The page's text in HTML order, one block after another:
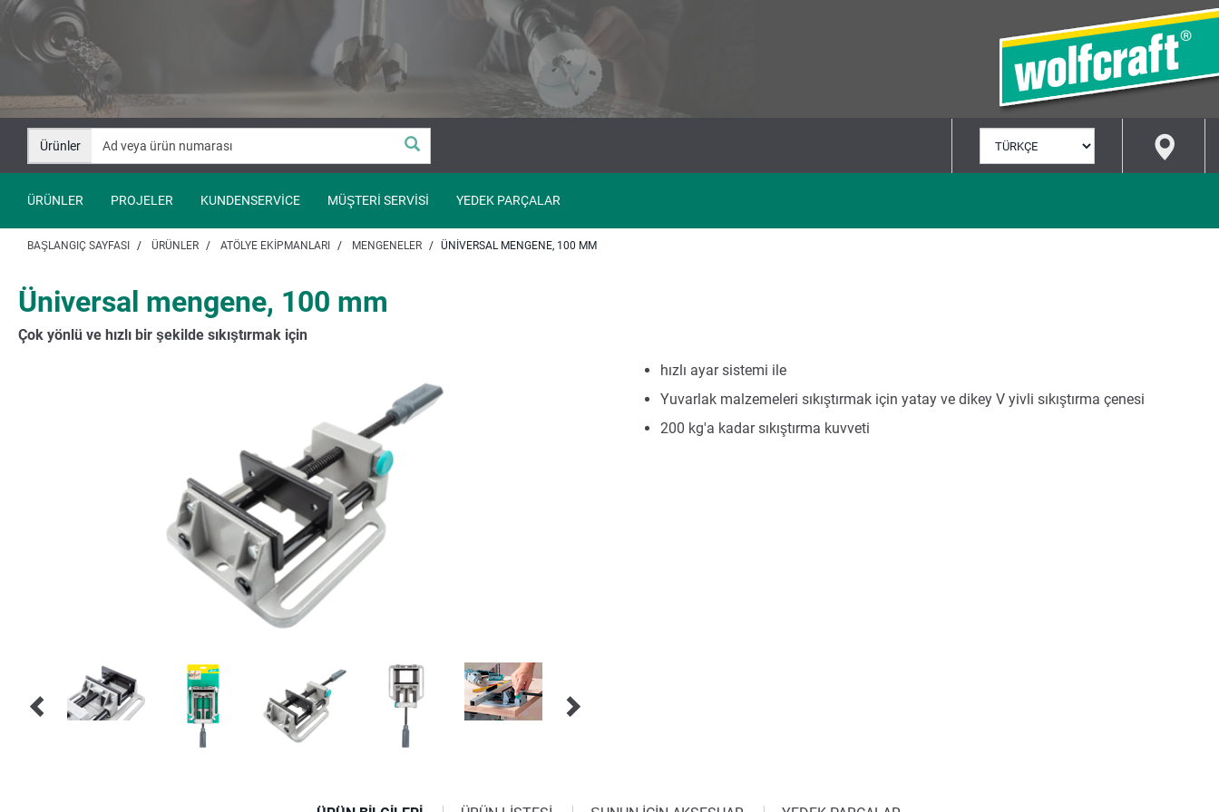
İçeriğe
Navigasyona
Ürünler
SEÇ
ÜRÜNLER PROJELER KUNDENSERVICE MÜŞTERI SERVISI YEDEK PARÇALAR
BAŞLANGIÇ SAYFASI ÜRÜNLER ATÖLYE EKIPMANLARI MENGENELER ÜNIVERSAL MENGENE, 100 MM
Üniversal mengene, 100 mm
Çok yönlü ve hızlı bir şekilde sıkıştırmak için
hızlı ayar sistemi ile
Yuvarlak malzemeleri sıkıştırmak için yatay ve dikey V yivli sıkıştırma çenesi
200 kg'a kadar sıkıştırma kuvveti